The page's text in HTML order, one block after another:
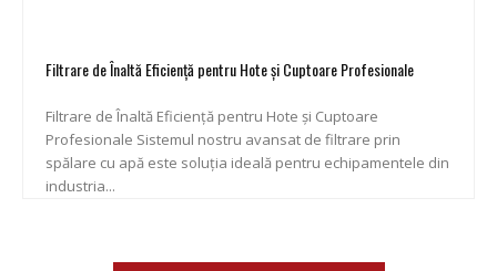
Filtrare de Înaltă Eficiență pentru Hote și Cuptoare Profesionale
Filtrare de Înaltă Eficiență pentru Hote și Cuptoare
Profesionale Sistemul nostru avansat de filtrare prin
spălare cu apă este soluția ideală pentru echipamentele din
industria...